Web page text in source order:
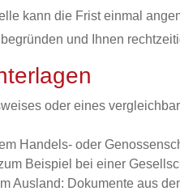
kann die Frist einmal
und Ihnen
oder eines
Handels- oder
Beispiel bei einer
Ausland: Dokumente aus